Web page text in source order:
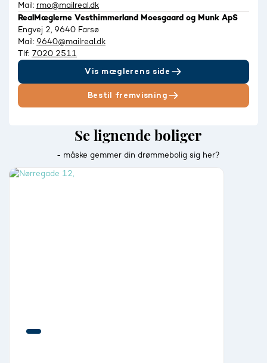
Mail: rmo@mailreal.dk
RealMæglerne Vesthimmerland Moesgaard og Munk ApS
Engvej 2, 9640 Farsø
Mail: 9640@mailreal.dk
Tlf: 7020 2511
Vis mæglerens side
Bestil fremvisning
Se lignende boliger
- måske gemmer din drømmebolig sig her?